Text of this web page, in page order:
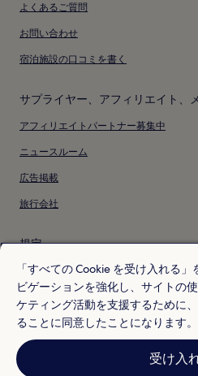
よくあるご質問
お問い合わせ
宿泊施設の口コミを書く
サプライヤー、アフィリエイト、
アフィリエイトパートナー募集中
ニュースルーム
広告掲載
旅行会社
規定
利用規約
プライバシー
Cookie
コンテンツガイドラインおよびコンテン
「すべての Cookie を受け入れる
ビゲーションを強化し、サイトの
ケティング活動を支援するために
ることに同意したことになります。
受け入